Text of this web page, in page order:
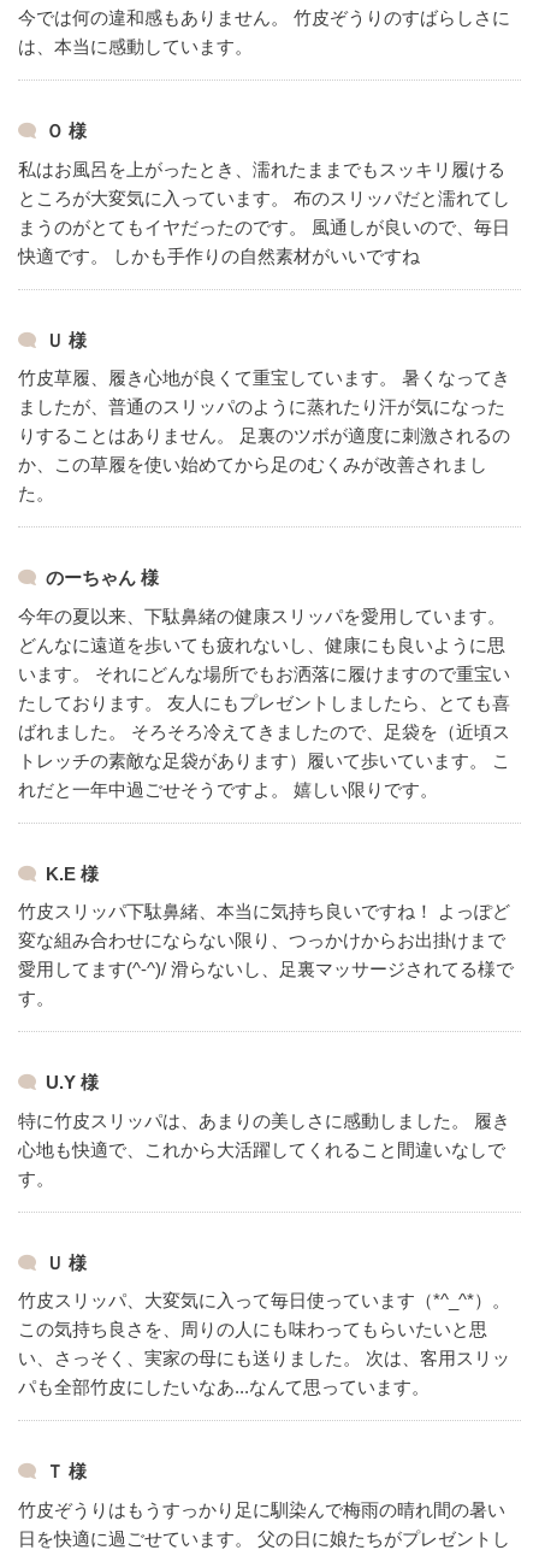
今では何の違和感もありません。
竹皮ぞうりのすばらしさに
は、本当に感動しています。
Ｏ 様
私はお風呂を上がったとき、濡れたままでもスッキリ履ける
ところが大変気に入っています。
布のスリッパだと濡れてし
まうのがとてもイヤだったのです。
風通しが良いので、毎日
快適です。
しかも手作りの自然素材がいいですね
Ｕ 様
竹皮草履、履き心地が良くて重宝しています。
暑くなってき
ましたが、普通のスリッパのように蒸れたり汗が気になった
りすることはありません。
足裏のツボが適度に刺激されるの
か、この草履を使い始めてから足のむくみが改善されまし
た。
のーちゃん 様
今年の夏以来、下駄鼻緒の健康スリッパを愛用しています。
どんなに遠道を歩いても疲れないし、健康にも良いように思
います。
それにどんな場所でもお洒落に履けますので重宝い
たしております。
友人にもプレゼントしましたら、とても喜
ばれました。
そろそろ冷えてきましたので、足袋を（近頃ス
トレッチの素敵な足袋があります）履いて歩いています。
こ
れだと一年中過ごせそうですよ。
嬉しい限りです。
K.E 様
竹皮スリッパ下駄鼻緒、本当に気持ち良いですね！
よっぽど
変な組み合わせにならない限り、つっかけからお出掛けまで
愛用してます(^-^)/ 滑らないし、足裏マッサージされてる様で
す。
U.Y 様
特に竹皮スリッパは、あまりの美しさに感動しました。
履き
心地も快適で、これから大活躍してくれること間違いなしで
す。
Ｕ 様
竹皮スリッパ、大変気に入って毎日使っています（*^_^*）。
この気持ち良さを、周りの人にも味わってもらいたいと思
い、さっそく、実家の母にも送りました。
次は、客用スリッ
パも全部竹皮にしたいなあ...なんて思っています。
Ｔ 様
竹皮ぞうりはもうすっかり足に馴染んで梅雨の晴れ間の暑い
日を快適に過ごせています。
父の日に娘たちがプレゼントし